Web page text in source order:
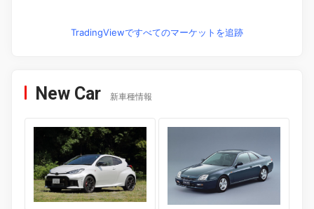
TradingViewですべてのマーケットを追跡
New Car 新車種情報